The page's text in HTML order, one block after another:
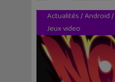
Actualités/Android/
Jeux video